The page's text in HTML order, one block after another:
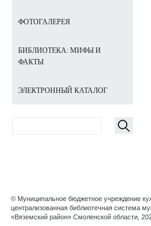
ФОТОГАЛЕРЕЯ
БИБЛИОТЕКА: МИФЫ И
ФАКТЫ
ЭЛЕКТРОННЫЙ КАТАЛОГ
© Муниципальное бюджетное учреждение
централизованная библиотечная система
«Вяземский район» Смоленской области,